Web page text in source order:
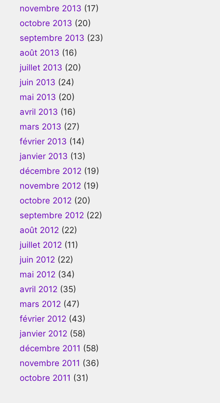
novembre 2013 (17)
octobre 2013 (20)
septembre 2013 (23)
août 2013 (16)
juillet 2013 (20)
juin 2013 (24)
mai 2013 (20)
avril 2013 (16)
mars 2013 (27)
février 2013 (14)
janvier 2013 (13)
décembre 2012 (19)
novembre 2012 (19)
octobre 2012 (20)
septembre 2012 (22)
août 2012 (22)
juillet 2012 (11)
juin 2012 (22)
mai 2012 (34)
avril 2012 (35)
mars 2012 (47)
février 2012 (43)
janvier 2012 (58)
décembre 2011 (58)
novembre 2011 (36)
octobre 2011 (31)